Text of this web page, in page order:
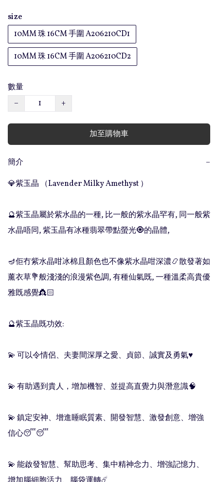
size
10MM 珠 16CM 手圍 A206210CD1
10MM 珠 16CM 手圍 A206210CD2
數量
−
+
加至購物車
簡介
−
💎紫玉晶 （Lavender Milky Amethyst ）
🔮紫玉晶屬於紫水晶的一種, 比一般的紫水晶罕有, 同一般紫
水晶唔同, 紫玉晶有冰種翡翠帶點螢光🧿的晶體,
🪔佢冇紫水晶咁冰棉且顏色也不像紫水晶咁深濃📿散發著如
薰衣草💐般淺淺的浪漫紫色調, 有種仙氣既, 一種溫柔高貴優
雅既感覺👸🏻
🔮紫玉晶既功效:
💫 可以令情侶、夫妻間深厚之愛、貞節、誠實及勇氣♥️
💫 有助遇到貴人，增加機智、並提高直覺力與潛意識🧠
💫 鎮定安神、增進睡眠質素、開發智慧、激發創意、增強
信心😴😴
💫 能啟發智慧、幫助思考、集中精神念力、增強記憶力、